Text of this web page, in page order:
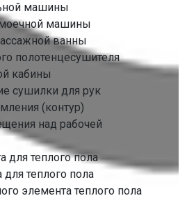
машины
машины
ванны
полотенцесушителя
кабины
сушилки для рук
(контур)
над рабочей
для теплого пола
теплого пола
элемента теплого пола